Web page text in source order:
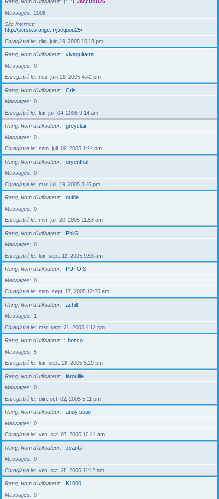
Rang, Nom d’utilisateur (°_°) Jacquou25
Messages
2008
Site Internet
http://perso.orange.fr/jacquou25/
Enregistré le
dim. juin 19, 2005 10:18 pm
Rang, Nom d’utilisateur
vivaguitarra
Messages
0
Enregistré le
mar. juin 28, 2005 4:42 pm
Rang, Nom d’utilisateur
Cris
Messages
0
Enregistré le
lun. juil. 04, 2005 9:14 am
Rang, Nom d’utilisateur
greyclair
Messages
0
Enregistré le
sam. juil. 09, 2005 1:24 pm
Rang, Nom d’utilisateur
oryenthal
Messages
0
Enregistré le
mar. juil. 19, 2005 3:46 pm
Rang, Nom d’utilisateur
ouide
Messages
0
Enregistré le
mer. juil. 20, 2005 11:53 am
Rang, Nom d’utilisateur
PhilG
Messages
0
Enregistré le
lun. sept. 12, 2005 9:53 am
Rang, Nom d’utilisateur
PUTOIS
Messages
0
Enregistré le
sam. sept. 17, 2005 12:25 am
Rang, Nom d’utilisateur
achill
Messages
1
Enregistré le
mer. sept. 21, 2005 4:12 pm
Rang, Nom d’utilisateur * bosco
Messages
5
Enregistré le
lun. sept. 26, 2005 5:29 pm
Rang, Nom d’utilisateur
larouille
Messages
0
Enregistré le
dim. oct. 02, 2005 5:11 pm
Rang, Nom d’utilisateur
andy boso
Messages
0
Enregistré le
ven. oct. 07, 2005 10:44 am
Rang, Nom d’utilisateur
JeanG
Messages
0
Enregistré le
ven. oct. 28, 2005 11:12 am
Rang, Nom d’utilisateur
K1000
Messages
0